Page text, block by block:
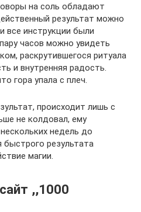
на соль обладают
результат можно
все инструкции были
часов можно увидеть
раскрутившегося ритуала
и внутренняя радость.
гора упала с плеч.
происходит лишь с
не колдовал, ему
недель до
результата
магии.
,,1000